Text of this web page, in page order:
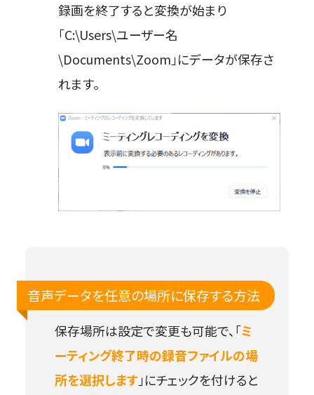
録画を終了すると変換が始まり
「C:\Users\ユーザー名
\Documents\Zoom」にデータが保存さ
れます。
音声データを任意の場所に保存する方法
保存場所は設定で変更も可能で、「ミ
ーティング終了時の録音ファイルの場
所を選択します」にチェックを付けると